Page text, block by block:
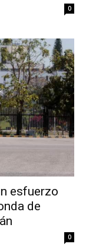
0
esfuerzo
de
0